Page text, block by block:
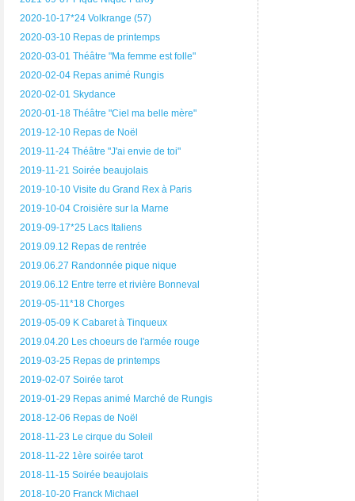
2020-10-17*24 Volkrange (57)
2020-03-10 Repas de printemps
2020-03-01 Théâtre "Ma femme est folle"
2020-02-04 Repas animé Rungis
2020-02-01 Skydance
2020-01-18 Théâtre "Ciel ma belle mère"
2019-12-10 Repas de Noël
2019-11-24 Théâtre "J'ai envie de toi"
2019-11-21 Soirée beaujolais
2019-10-10 Visite du Grand Rex à Paris
2019-10-04 Croisière sur la Marne
2019-09-17*25 Lacs Italiens
2019.09.12 Repas de rentrée
2019.06.27 Randonnée pique nique
2019.06.12 Entre terre et rivière Bonneval
2019-05-11*18 Chorges
2019-05-09 K Cabaret à Tinqueux
2019.04.20 Les choeurs de l'armée rouge
2019-03-25 Repas de printemps
2019-02-07 Soirée tarot
2019-01-29 Repas animé Marché de Rungis
2018-12-06 Repas de Noël
2018-11-23 Le cirque du Soleil
2018-11-22 1ère soirée tarot
2018-11-15 Soirée beaujolais
2018-10-20 Franck Michael